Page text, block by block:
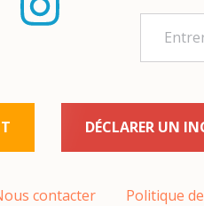
DÉCLARER UN
contacter Politique